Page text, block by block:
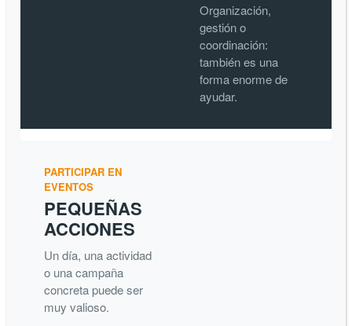
Organización,
gestión o
coordinación:
también es una
forma enorme de
ayudar.
PARTICIPAR EN
EVENTOS
PEQUEÑAS
ACCIONES
Un día, una actividad
o una campaña
concreta puede ser
muy valioso.